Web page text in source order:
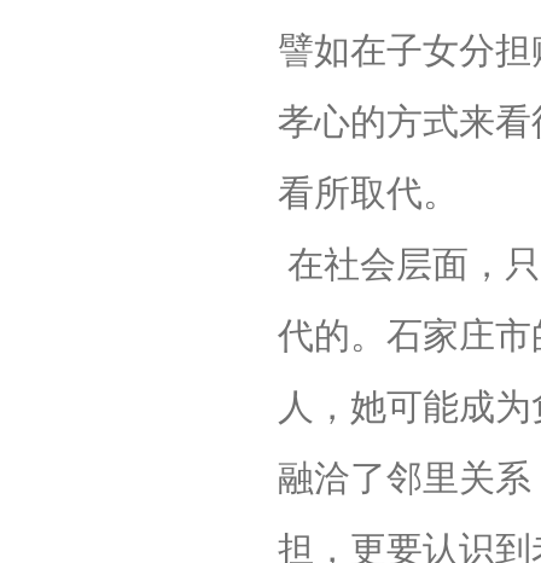
譬如在子女分
孝心的方式来
看所取代。
在社会层面，
代的。石家庄
人，她可能成
融洽了邻里关
担，更要认识